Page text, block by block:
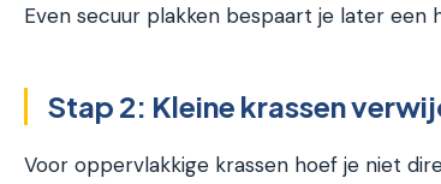
Even secuur plakken bespaart je later een
Stap 2: Kleine krassen
Voor oppervlakkige krassen hoef je niet